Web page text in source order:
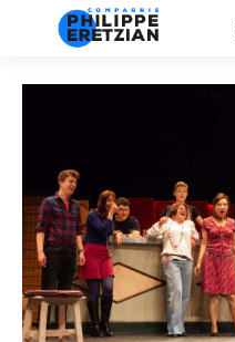
Actualité
Créations
Interventions